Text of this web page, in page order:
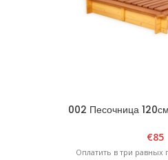
002 Песочница
коричневая/
€85
Оплатить в три равных